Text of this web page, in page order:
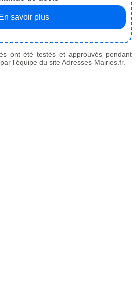
En savoir plus
ont été testés et approuvés pendant
l'équipe du site Adresses-Mairies.fr.